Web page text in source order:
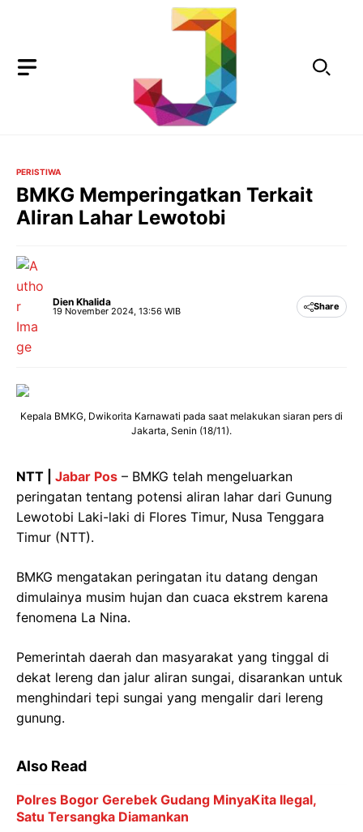
PERISTIWA
BMKG Memperingatkan Terkait
Aliran Lahar Lewotobi
Dien Khalida
19 November 2024, 13:56 WIB Share
Kepala BMKG, Dwikorita Karnawati pada saat melakukan siaran pers di
Jakarta, Senin (18/11).
NTT | Jabar Pos – BMKG telah mengeluarkan
peringatan tentang potensi aliran lahar dari Gunung
Lewotobi Laki-laki di Flores Timur, Nusa Tenggara
Timur (NTT).
BMKG mengatakan peringatan itu datang dengan
dimulainya musim hujan dan cuaca ekstrem karena
fenomena La Nina.
Pemerintah daerah dan masyarakat yang tinggal di
dekat lereng dan jalur aliran sungai, disarankan untuk
menghindari tepi sungai yang mengalir dari lereng
gunung.
Also Read
Polres Bogor Gerebek Gudang MinyaKita Ilegal,
Satu Tersangka Diamankan